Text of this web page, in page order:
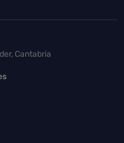
Cantabria